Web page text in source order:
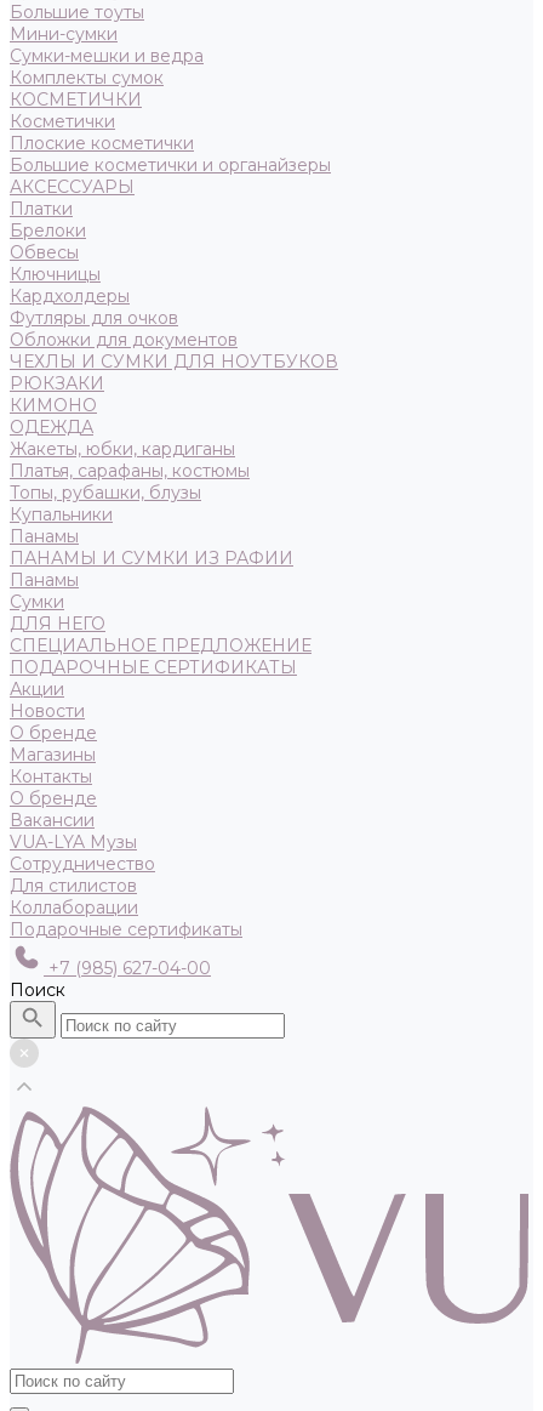
Большие тоуты
Мини-сумки
Сумки-мешки и ведра
Комплекты сумок
КОСМЕТИЧКИ
Косметички
Плоские косметички
Большие косметички и органайзеры
АКСЕССУАРЫ
Платки
Брелоки
Обвесы
Ключницы
Кардхолдеры
Футляры для очков
Обложки для документов
ЧЕХЛЫ И СУМКИ ДЛЯ НОУТБУКОВ
РЮКЗАКИ
КИМОНО
ОДЕЖДА
Жакеты, юбки, кардиганы
Платья, сарафаны, костюмы
Топы, рубашки, блузы
Купальники
Панамы
ПАНАМЫ И СУМКИ ИЗ РАФИИ
Панамы
Сумки
ДЛЯ НЕГО
СПЕЦИАЛЬНОЕ ПРЕДЛОЖЕНИЕ
ПОДАРОЧНЫЕ СЕРТИФИКАТЫ
Акции
Новости
О бренде
Магазины
Контакты
О бренде
Вакансии
VUA-LYA Музы
Сотрудничество
Для стилистов
Коллаборации
Подарочные сертификаты
+7 (985) 627-04-00
Поиск